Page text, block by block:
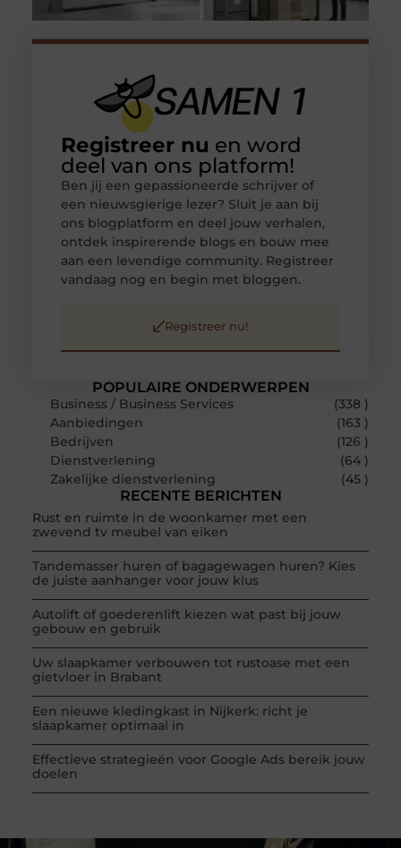
POPULAIRE ONDERWERPEN
Business / Business Services
(338 )
Aanbiedingen
(163 )
Bedrijven
(126 )
Dienstverlening
(64 )
Zakelijke dienstverlening
(45 )
RECENTE BERICHTEN
Rust en ruimte in de woonkamer met een
zwevend tv meubel van eiken
Tandemasser huren of bagagewagen huren? Kies
de juiste aanhanger voor jouw klus
Autolift of goederenlift kiezen wat past bij jouw
gebouw en gebruik
Uw slaapkamer verbouwen tot rustoase met een
gietvloer in Brabant
Een nieuwe kledingkast in Nijkerk: richt je
slaapkamer optimaal in
Effectieve strategieën voor Google Ads bereik jouw
doelen
Registreer nu en word
deel van ons platform!
Ben jij een gepassioneerde schrijver of
een nieuwsgierige lezer? Sluit je aan bij
ons blogplatform en deel jouw verhalen,
ontdek inspirerende blogs en bouw mee
aan een levendige community. Registreer
vandaag nog en begin met bloggen.
Registreer nu!